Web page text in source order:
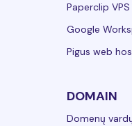
Paperclip VPS
Google
Pigus web
DOMAIN
Domenų